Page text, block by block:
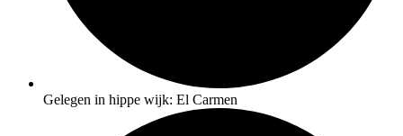
Gelegen in hippe wijk: El Carmen